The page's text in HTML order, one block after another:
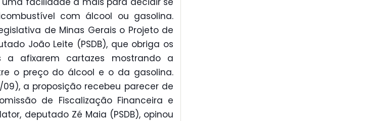
com álcool ou gasolina.
de Minas Gerais o Projeto de
João Leite (PSDB), que obriga os
a afixarem cartazes mostrando a
o preço do álcool e o da gasolina.
a proposição recebeu parecer de
de Fiscalização Financeira e
deputado Zé Maia (PSDB), opinou